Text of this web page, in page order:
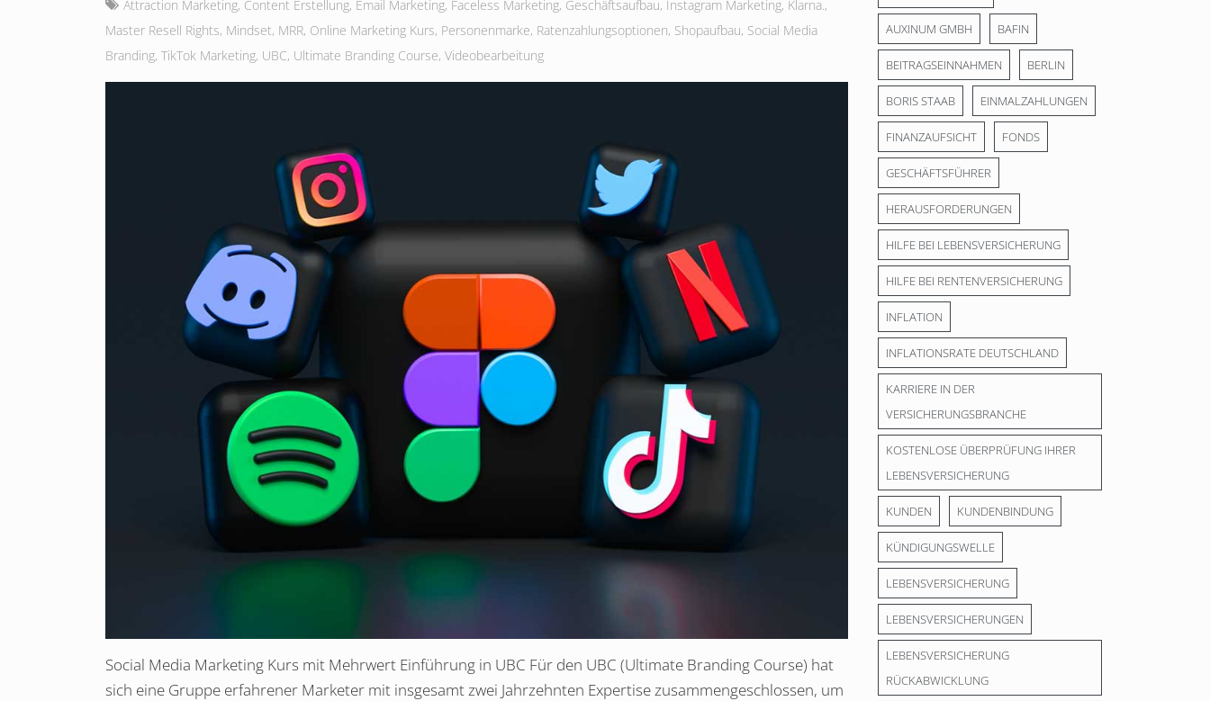
Attraction Marketing, Content Erstellung, Email Marketing, Faceless Marketing, Geschäftsaufbau, Instagram Marketing, Klarna.,
Master Resell Rights, Mindset, MRR, Online Marketing Kurs, Personenmarke, Ratenzahlungsoptionen, Shopaufbau, Social Media
Branding, TikTok Marketing, UBC, Ultimate Branding Course, Videobearbeitung
Social Media Marketing Kurs mit Mehrwert Einführung in UBC Für den UBC (Ultimate Branding Course) hat
sich eine Gruppe erfahrener Marketer mit insgesamt zwei Jahrzehnten Expertise zusammengeschlossen, um
AUXINUM GMBH BAFIN
BEITRAGSEINNAHMEN BERLIN
BORIS STAAB EINMALZAHLUNGEN
FINANZAUFSICHT FONDS
GESCHÄFTSFÜHRER
HERAUSFORDERUNGEN
HILFE BEI LEBENSVERSICHERUNG
HILFE BEI RENTENVERSICHERUNG
INFLATION
INFLATIONSRATE DEUTSCHLAND
KARRIERE IN DER
VERSICHERUNGSBRANCHE
KOSTENLOSE ÜBERPRÜFUNG IHRER
LEBENSVERSICHERUNG
KUNDEN KUNDENBINDUNG
KÜNDIGUNGSWELLE
LEBENSVERSICHERUNG
LEBENSVERSICHERUNGEN
LEBENSVERSICHERUNG
RÜCKABWICKLUNG